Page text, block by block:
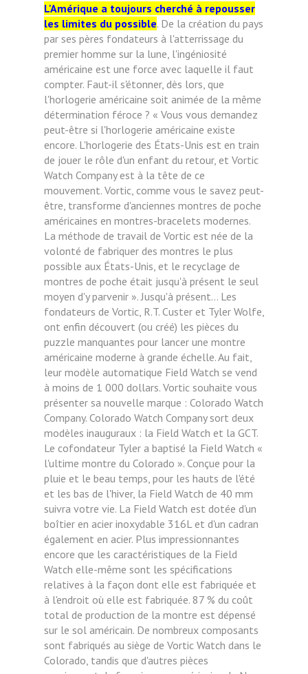
L'Amérique a toujours cherché à repousser
les limites du possible. De la création du pays
par ses pères fondateurs à l'atterrissage du
premier homme sur la lune, l'ingéniosité
américaine est une force avec laquelle il faut
compter. Faut-il s'étonner, dès lors, que
l'horlogerie américaine soit animée de la même
détermination féroce ? « Vous vous demandez
peut-être si l'horlogerie américaine existe
encore. L'horlogerie des États-Unis est en train
de jouer le rôle d'un enfant du retour, et Vortic
Watch Company est à la tête de ce
mouvement. Vortic, comme vous le savez peut-
être, transforme d'anciennes montres de poche
américaines en montres-bracelets modernes.
La méthode de travail de Vortic est née de la
volonté de fabriquer des montres le plus
possible aux États-Unis, et le recyclage de
montres de poche était jusqu'à présent le seul
moyen d'y parvenir ». Jusqu'à présent... Les
fondateurs de Vortic, R.T. Custer et Tyler Wolfe,
ont enfin découvert (ou créé) les pièces du
puzzle manquantes pour lancer une montre
américaine moderne à grande échelle. Au fait,
leur modèle automatique Field Watch se vend
à moins de 1 000 dollars. Vortic souhaite vous
présenter sa nouvelle marque : Colorado Watch
Company. Colorado Watch Company sort deux
modèles inauguraux : la Field Watch et la GCT.
Le cofondateur Tyler a baptisé la Field Watch «
l'ultime montre du Colorado ». Conçue pour la
pluie et le beau temps, pour les hauts de l'été
et les bas de l'hiver, la Field Watch de 40 mm
suivra votre vie. La Field Watch est dotée d'un
boîtier en acier inoxydable 316L et d'un cadran
également en acier. Plus impressionnantes
encore que les caractéristiques de la Field
Watch elle-même sont les spécifications
relatives à la façon dont elle est fabriquée et
à l'endroit où elle est fabriquée. 87 % du coût
total de production de la montre est dépensé
sur le sol américain. De nombreux composants
sont fabriqués au siège de Vortic Watch dans le
Colorado, tandis que d'autres pièces